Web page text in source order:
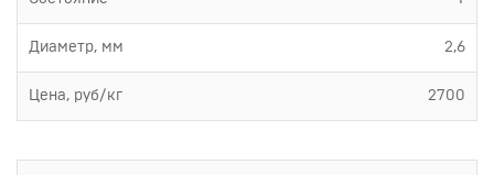
Диаметр, мм 2,6
Цена, руб/кг 2700